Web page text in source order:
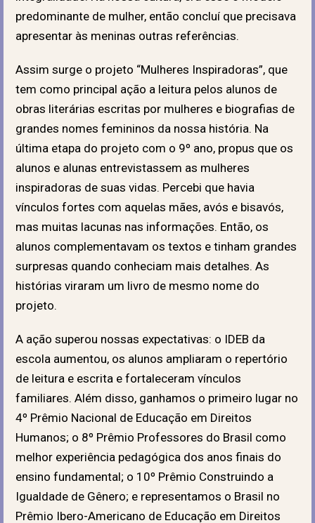
predominante de mulher, então concluí que precisava
apresentar às meninas outras referências.
Assim surge o projeto “Mulheres Inspiradoras”, que
tem como principal ação a leitura pelos alunos de
obras literárias escritas por mulheres e biografias de
grandes nomes femininos da nossa história. Na
última etapa do projeto com o 9º ano, propus que os
alunos e alunas entrevistassem as mulheres
inspiradoras de suas vidas. Percebi que havia
vínculos fortes com aquelas mães, avós e bisavós,
mas muitas lacunas nas informações. Então, os
alunos complementavam os textos e tinham grandes
surpresas quando conheciam mais detalhes. As
histórias viraram um livro de mesmo nome do
projeto.
A ação superou nossas expectativas: o IDEB da
escola aumentou, os alunos ampliaram o repertório
de leitura e escrita e fortaleceram vínculos
familiares. Além disso, ganhamos o primeiro lugar no
4º Prêmio Nacional de Educação em Direitos
Humanos; o 8º Prêmio Professores do Brasil como
melhor experiência pedagógica dos anos finais do
ensino fundamental; o 10º Prêmio Construindo a
Igualdade de Gênero; e representamos o Brasil no
Prêmio Ibero-Americano de Educação em Direitos